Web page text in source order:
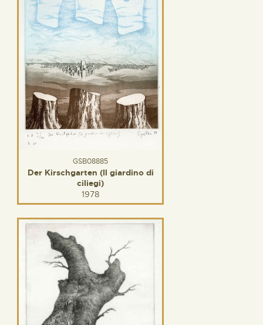
GSB08885
Der Kirschgarten (Il giardino di
ciliegi)
1978